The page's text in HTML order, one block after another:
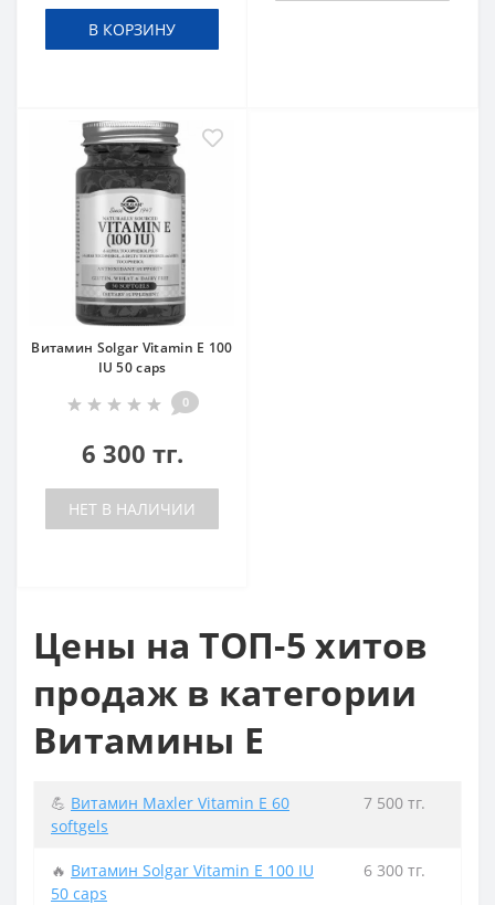
В КОРЗИНУ
Витамин Solgar Vitamin E 100
IU 50 caps
0
6 300 тг.
НЕТ В НАЛИЧИИ
Цены на ТОП-5 хитов
продаж в категории
Витамины Е
💪 Витамин Maxler Vitamin E 60
softgels
7 500 тг.
🔥 Витамин Solgar Vitamin E 100 IU
50 caps
6 300 тг.